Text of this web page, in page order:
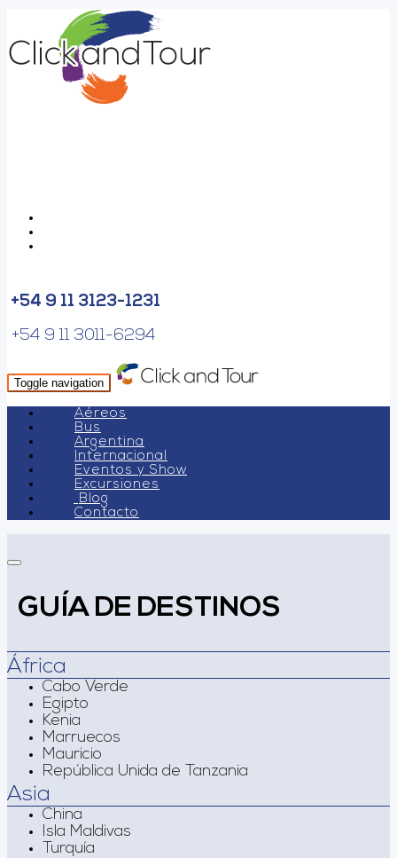
+54 9 11 3123-1231
+54 9 11 3011-6294
Toggle navigation
Aéreos
Bus
Argentina
Internacional
Eventos y Show
Excursiones
Blog
Contacto
GUÍA DE DESTINOS
África
Cabo Verde
Egipto
Kenia
Marruecos
Mauricio
República Unida de Tanzania
Asia
China
Isla Maldivas
Turquía